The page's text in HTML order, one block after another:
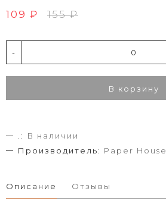
109 ₽ 155 ₽
-
В корзину
.:
В наличии
Производитель: Paper House
Описание Отзывы